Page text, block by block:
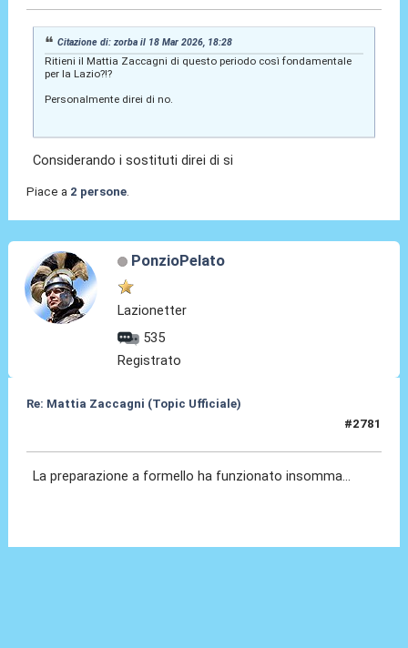
Citazione di: zorba il 18 Mar 2026, 18:28
Ritieni il Mattia Zaccagni di questo periodo così fondamentale
per la Lazio?!?
Personalmente direi di no.
Considerando i sostituti direi di si
Piace a 2 persone.
PonzioPelato
Lazionetter
535
Registrato
Re: Mattia Zaccagni (Topic Ufficiale)
#2781
La preparazione a formello ha funzionato insomma...